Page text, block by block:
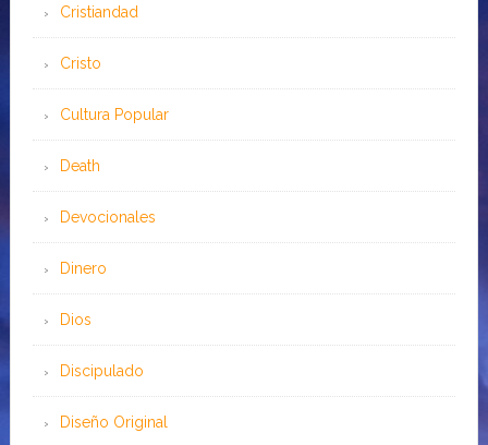
Cristiandad
Cristo
Cultura Popular
Death
Devocionales
Dinero
Dios
Discipulado
Diseño Original